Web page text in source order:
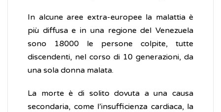
In alcune aree extra-europee la malattia è
più diffusa e in una regione del Venezuela
sono 18000 le persone colpite, tutte
discendenti, nel corso di 10 generazioni, da
una sola donna malata.
La morte è di solito dovuta a una causa
secondaria, come l’insufficienza cardiaca, la